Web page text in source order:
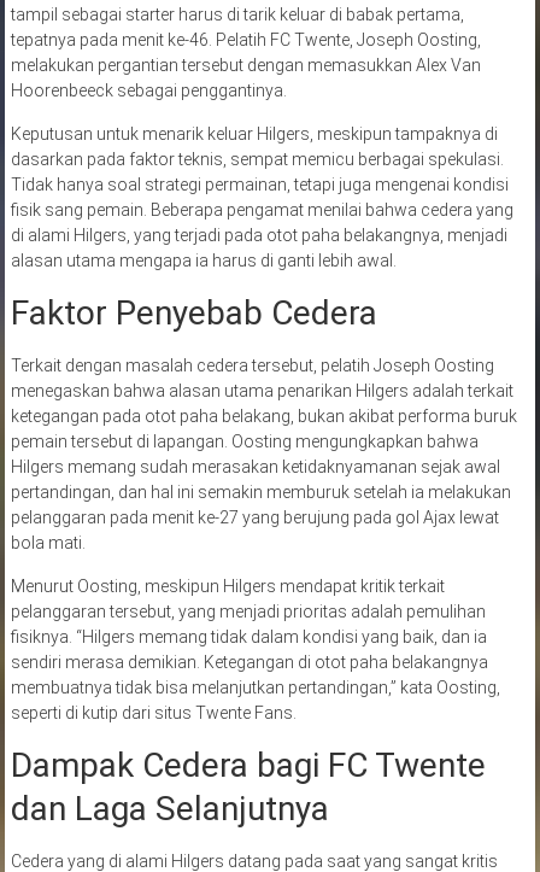
tampil sebagai starter harus di tarik keluar di babak pertama,
tepatnya pada menit ke-46. Pelatih FC Twente, Joseph Oosting,
melakukan pergantian tersebut dengan memasukkan Alex Van
Hoorenbeeck sebagai penggantinya.
Keputusan untuk menarik keluar Hilgers, meskipun tampaknya di
dasarkan pada faktor teknis, sempat memicu berbagai spekulasi.
Tidak hanya soal strategi permainan, tetapi juga mengenai kondisi
fisik sang pemain. Beberapa pengamat menilai bahwa cedera yang
di alami Hilgers, yang terjadi pada otot paha belakangnya, menjadi
alasan utama mengapa ia harus di ganti lebih awal.
Faktor Penyebab Cedera
Terkait dengan masalah cedera tersebut, pelatih Joseph Oosting
menegaskan bahwa alasan utama penarikan Hilgers adalah terkait
ketegangan pada otot paha belakang, bukan akibat performa buruk
pemain tersebut di lapangan. Oosting mengungkapkan bahwa
Hilgers memang sudah merasakan ketidaknyamanan sejak awal
pertandingan, dan hal ini semakin memburuk setelah ia melakukan
pelanggaran pada menit ke-27 yang berujung pada gol Ajax lewat
bola mati.
Menurut Oosting, meskipun Hilgers mendapat kritik terkait
pelanggaran tersebut, yang menjadi prioritas adalah pemulihan
fisiknya. “Hilgers memang tidak dalam kondisi yang baik, dan ia
sendiri merasa demikian. Ketegangan di otot paha belakangnya
membuatnya tidak bisa melanjutkan pertandingan,” kata Oosting,
seperti di kutip dari situs Twente Fans.
Dampak Cedera bagi FC Twente
dan Laga Selanjutnya
Cedera yang di alami Hilgers datang pada saat yang sangat kritis